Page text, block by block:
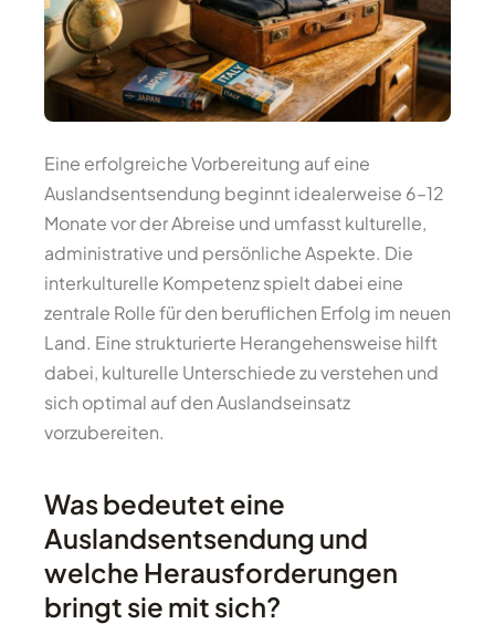
Eine erfolgreiche Vorbereitung auf eine
Auslandsentsendung beginnt idealerweise 6–12
Monate vor der Abreise und umfasst kulturelle,
administrative und persönliche Aspekte. Die
interkulturelle Kompetenz spielt dabei eine
zentrale Rolle für den beruflichen Erfolg im neuen
Land. Eine strukturierte Herangehensweise hilft
dabei, kulturelle Unterschiede zu verstehen und
sich optimal auf den Auslandseinsatz
vorzubereiten.
Was bedeutet eine
Auslandsentsendung und
welche Herausforderungen
bringt sie mit sich?